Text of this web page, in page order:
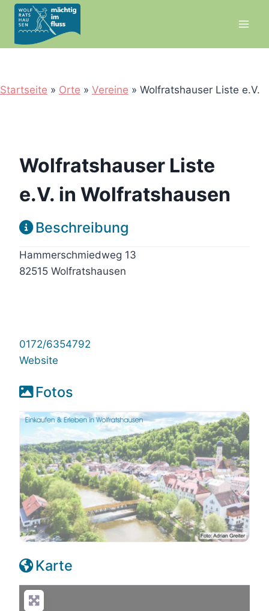
Zum
Inhalt
springen
Startseite » Orte » Vereine » Wolfratshauser Liste e.V.
Wolfratshauser Liste
e.V. in Wolfratshausen
Beschreibung
Hammerschmiedweg 13
82515 Wolfratshausen
0172/6354792
Website
Fotos
Karte